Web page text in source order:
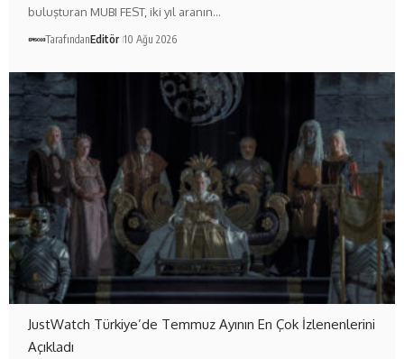
buluşturan MUBI FEST, iki yıl aranın…
TarafındanEditör 10 Ağu 2026
JustWatch Türkiye’de Temmuz Ayının En Çok İzlenenlerini
Açıkladı